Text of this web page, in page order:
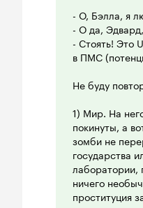
- О, Бэлла, я
- О да,
- Стоять! Это
в ПМС
Не буду
1) Мир. На
покинуты, а
зомби не
государства
лаборатории,
ничего
проституция